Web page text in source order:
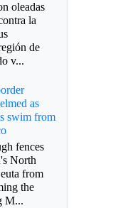
oleadas
la
de
v...
as
swim from
fences
North
from
the
M...